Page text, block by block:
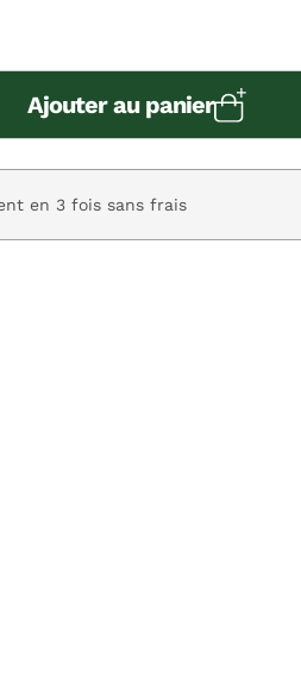
Ajouter au panier
en 3 fois sans frais